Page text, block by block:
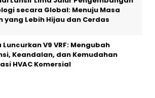
secara Global: Menuju Masa
yang Lebih Hijau dan Cerdas
Luncurkan V9 VRF: Mengubah
Keandalan, dan Kemudahan
HVAC Komersial